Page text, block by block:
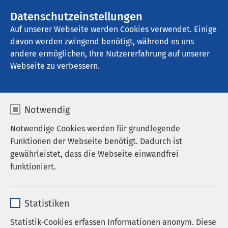
Datenschutzeinstellungen
Auf unserer Webseite werden Cookies verwendet. Einige
davon werden zwingend benötigt, während es uns
andere ermöglichen, Ihre Nutzererfahrung auf unserer
Webseite zu verbessern.
Notwendig
Notwendige Cookies werden für grundlegende
Funktionen der Webseite benötigt. Dadurch ist
gewährleistet, dass die Webseite einwandfrei
funktioniert.
Anbieter sgalinski
Statistiken
Statistik-Cookies erfassen Informationen anonym. Diese
AMEOS Klinikum Haldensleben